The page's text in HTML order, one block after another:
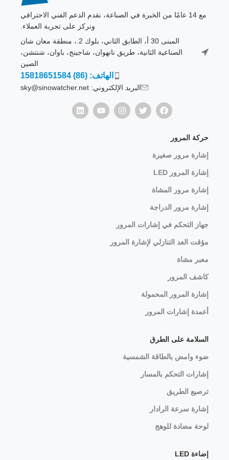
مع 14 عامًا من الخبرة في الصناعة، نقدم الدعم الفني الاحترافي
ونركز على تجربة العملاء.
المبنى 30 أ، الطابق الثاني، بلوك 2.، منطقة معان شان
الصناعية الثانية، طريق نانهوان، شاجينج، باوان، شنتشن،
الصين
الهاتف: (86) 15818651584
البريد الإلكتروني: sky@sinowatcher.net
حركة المرور
إشارة مرور صغيرة
إشارة المرور LED
إشارة مرور المشاة
إشارة مرور الدراجة
جهاز التحكم في إشارات المرور
مؤقت العد التنازلي لإشارة المرور
معبر مشاة
كاشف المرور
إشارة المرور المحمولة
أعمدة إشارات المرور
السلامة على الطرق
ضوء وامض بالطاقة الشمسية
إشارات التحكم بالمسار
ترصيع الطريق
إشارة سرعة الرادار
لوحة مضادة للوهج
إضاءة LED